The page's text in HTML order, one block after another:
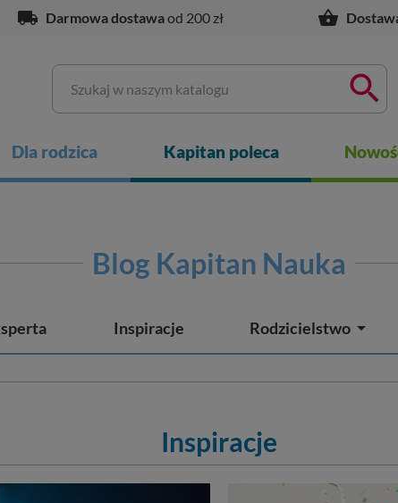
local_shipping Darmowa dostawaod 200 zł shopping_basket

Dla rodzica Kapitan poleca
Blog Kapitan Nauka
Inspiracje Rodzicielstwo
Inspiracje